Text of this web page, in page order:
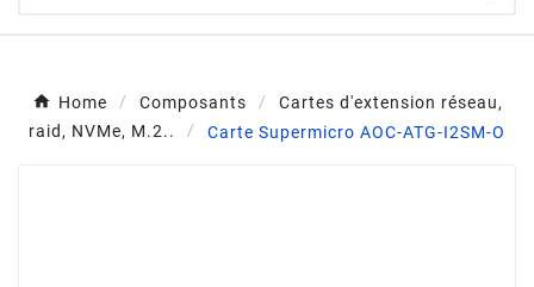
Home Composants
Cartes d'extension réseau,
raid, NVMe, M.2..
Carte Supermicro AOC-ATG-I2SM-O